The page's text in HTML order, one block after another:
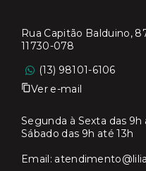
Rua Capitão Balduino,
11730-078
(13) 98101-6106
Ver e-mail
Segunda à Sexta das
Sábado das 9h até 13h
Email: